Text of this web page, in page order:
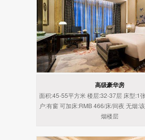
高级豪华房
面积:45-55平方米 楼层:32-37层 床型:1
户:有窗 可加床:RMB 466/床/间夜 无烟:
烟楼层